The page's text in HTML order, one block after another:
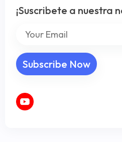
¡Suscribete a nuestra